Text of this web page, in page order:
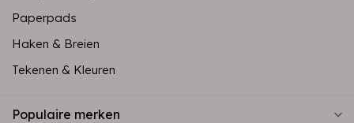
Paperpads
Haken & Breien
Tekenen & Kleuren
Populaire merken